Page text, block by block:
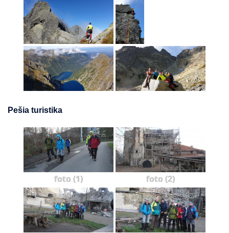
Pešia turistika
foto (1) foto (2)